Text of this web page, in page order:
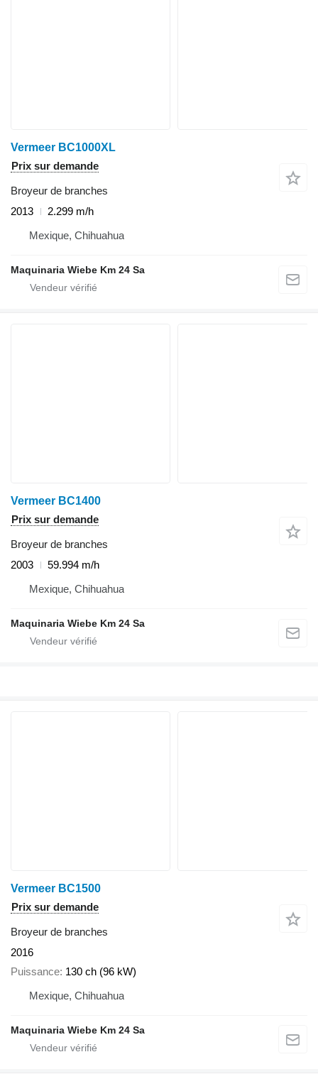
Vermeer BC1000XL
Prix sur demande
Broyeur de branches
2013
2.299 m/h
Mexique, Chihuahua
Maquinaria Wiebe Km 24 Sa
Vermeer BC1400
Prix sur demande
Broyeur de branches
2003
59.994 m/h
Mexique, Chihuahua
Maquinaria Wiebe Km 24 Sa
Vermeer BC1500
Prix sur demande
Broyeur de branches
2016
Puissance 130 ch (96 kW)
Mexique, Chihuahua
Maquinaria Wiebe Km 24 Sa